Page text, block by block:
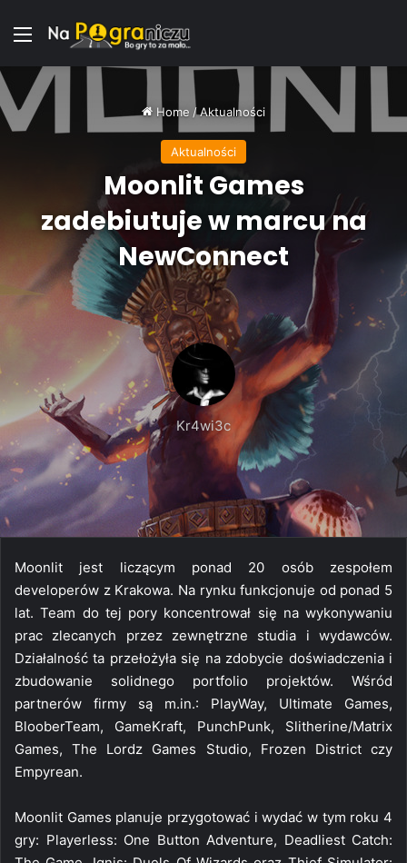
Menu
Home /Aktualności
Aktualności
Moonlit Games
zadebiutuje w marcu na
NewConnect
Kr4wi3c
Moonlit jest liczącym ponad 20 osób zespołem
developerów z Krakowa. Na rynku funkcjonuje od ponad 5
lat. Team do tej pory koncentrował się na wykonywaniu
prac zlecanych przez zewnętrzne studia i wydawców.
Działalność ta przełożyła się na zdobycie doświadczenia i
zbudowanie solidnego portfolio projektów. Wśród
partnerów firmy są m.in.: PlayWay, Ultimate Games,
BlooberTeam, GameKraft, PunchPunk, Slitherine/Matrix
Games, The Lordz Games Studio, Frozen District czy
Empyrean.
Moonlit Games planuje przygotować i wydać w tym roku 4
gry: Playerless: One Button Adventure, Deadliest Catch: